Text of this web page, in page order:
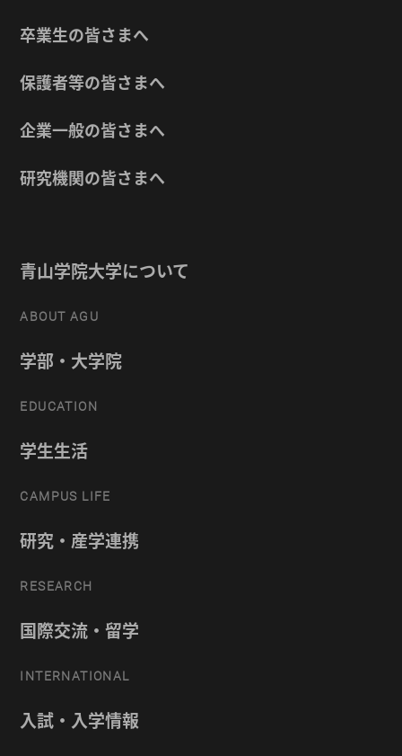
卒業生の皆さまへ
保護者等の皆さまへ
企業一般の皆さまへ
研究機関の皆さまへ
青山学院大学について
ABOUT AGU
学部・大学院
EDUCATION
学生生活
CAMPUS LIFE
研究・産学連携
RESEARCH
国際交流・留学
INTERNATIONAL
入試・入学情報